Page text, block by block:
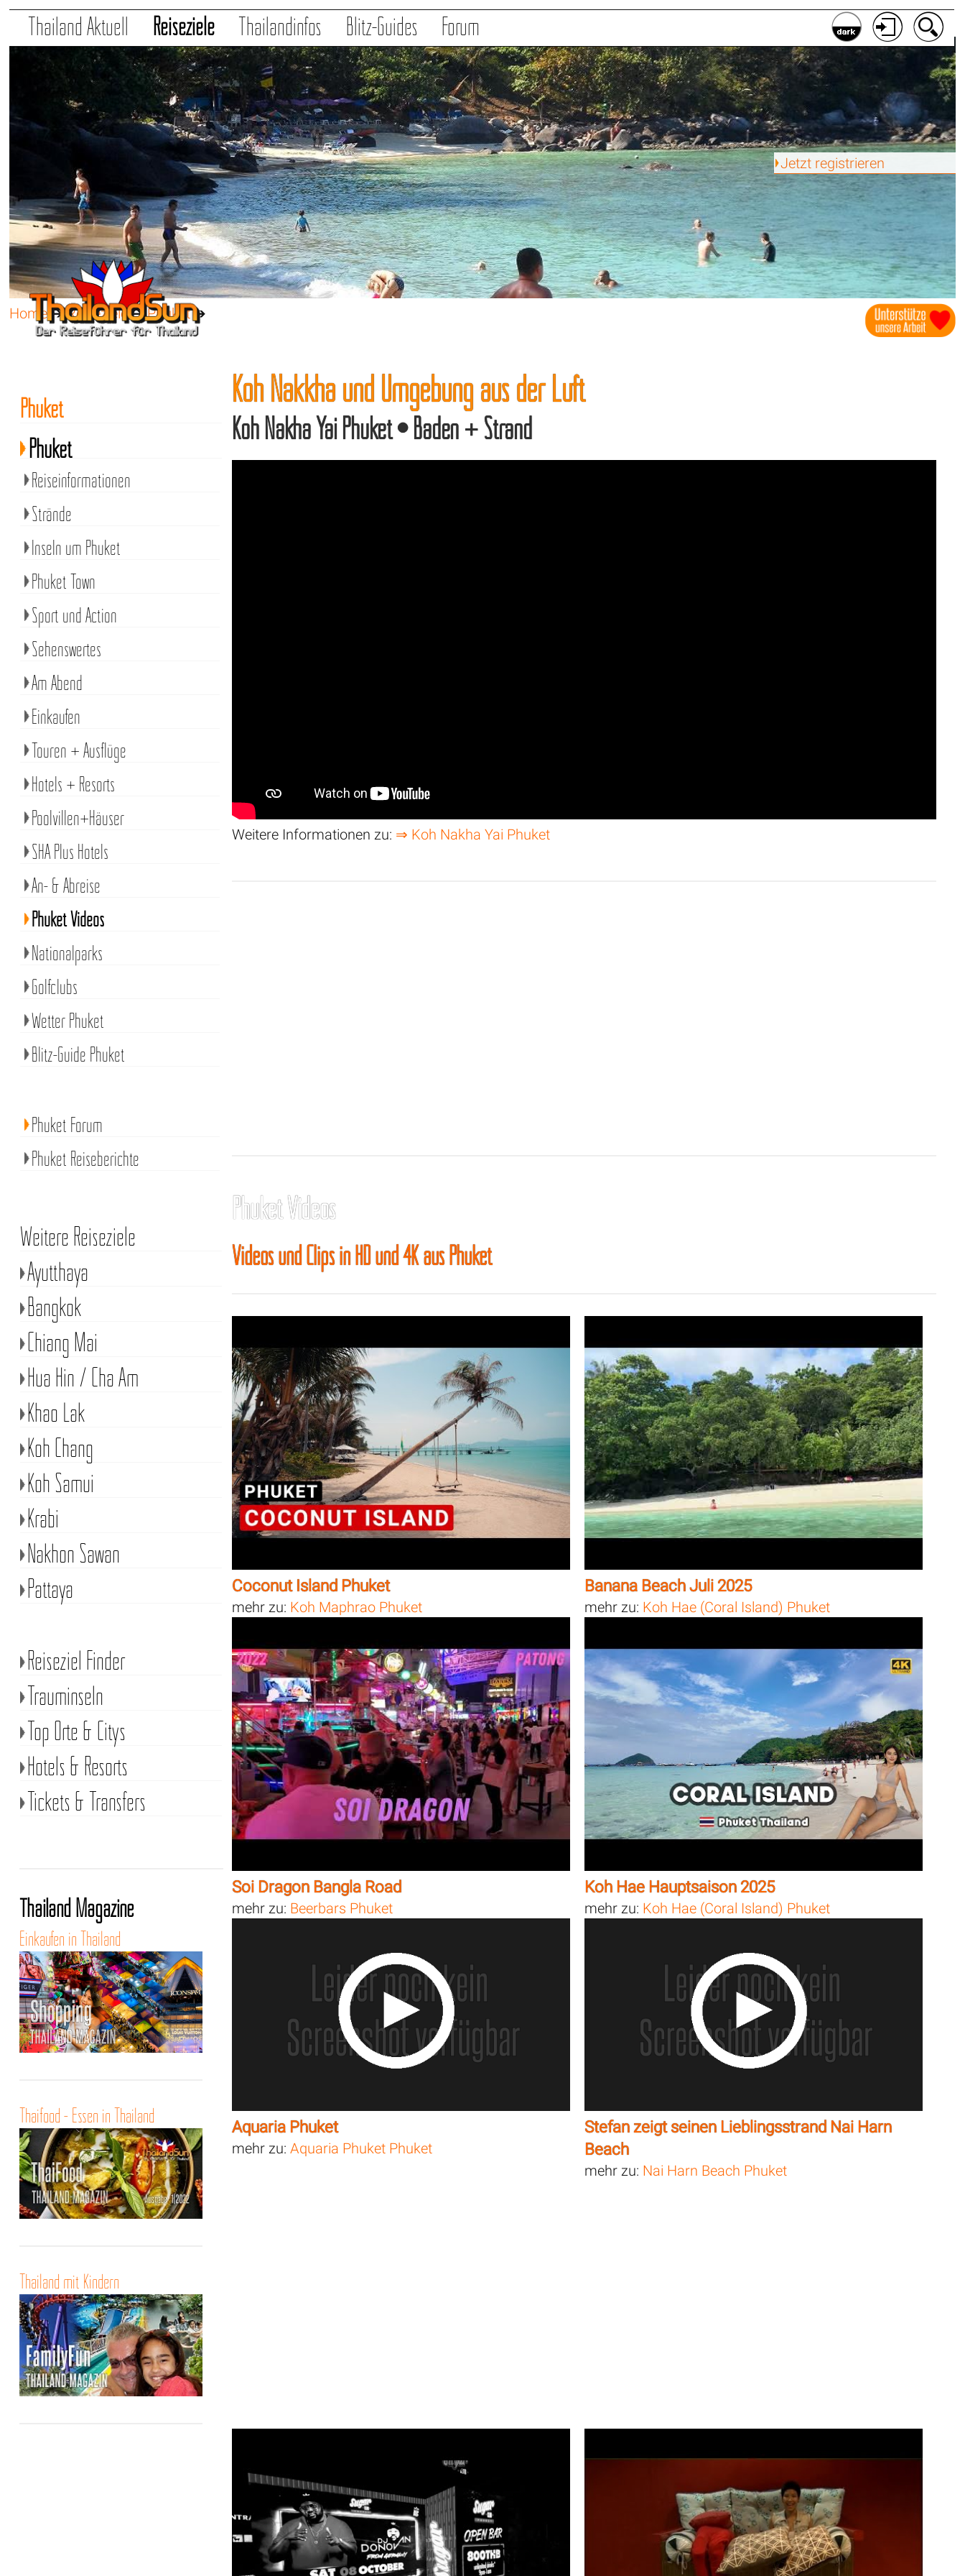
Thailand Aktuell Reiseziele Thailandinfos Blitz-Guides Forum
Jetzt registrieren
Home➔Reiseziele➔Phuket➔
Koh Nakkha und Umgebung aus der Luft
Koh Nakha Yai Phuket • Baden + Strand
Weitere Informationen zu: ⇒ Koh Nakha Yai Phuket
Phuket Videos
Videos und Clips in HD und 4K aus Phuket
Coconut Island Phuket
mehr zu: Koh Maphrao Phuket
Banana Beach Juli 2025
mehr zu: Koh Hae (Coral Island) Phuket
Soi Dragon Bangla Road
mehr zu: Beerbars Phuket
Koh Hae Hauptsaison 2025
mehr zu: Koh Hae (Coral Island) Phuket
Aquaria Phuket
mehr zu:Aquaria Phuket Phuket
Stefan zeigt seinen Lieblingsstrand Nai Harn
Beach
mehr zu: Nai Harn Beach Phuket
Phuket
Phuket
Reiseinformationen
Strände
Inseln um Phuket
Phuket Town
Sport und Action
Sehenswertes
Am Abend
Einkaufen
Touren + Ausflüge
Hotels + Resorts
Poolvillen+Häuser
SHA Plus Hotels
An- & Abreise
Phuket Videos
Nationalparks
Golfclubs
Wetter Phuket
Blitz-Guide Phuket
Phuket Forum
Phuket Reiseberichte
Weitere Reiseziele
Ayutthaya
Bangkok
Chiang Mai
Hua Hin / Cha Am
Khao Lak
Koh Chang
Koh Samui
Krabi
Nakhon Sawan
Pattaya
Reiseziel Finder
Trauminseln
Top Orte & Citys
Hotels & Resorts
Tickets & Transfers
Thailand Magazine
Einkaufen in Thailand
Thaifood - Essen in Thailand
Thailand mit Kindern